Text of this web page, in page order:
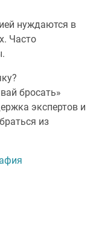
нуждаются в
Часто
бросать»
экспертов и
из